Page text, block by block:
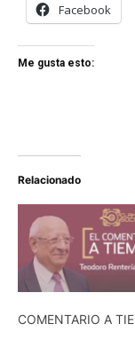
Facebook
Me gusta esto:
Relacionado
COMENTARIO A